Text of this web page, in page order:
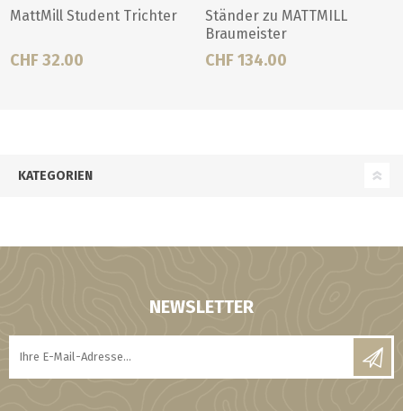
MattMill Student Trichter
CHF 32.00
Ständer zu MATTMILL
Braumeister
CHF 134.00
KATEGORIEN
NEWSLETTER